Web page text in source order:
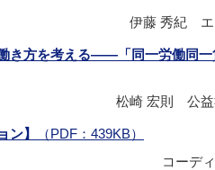
伊藤 秀紀 エ
き方を考える――「同一労働同
松崎 宏則 公益
ン】
（PDF：439KB）
コーデ